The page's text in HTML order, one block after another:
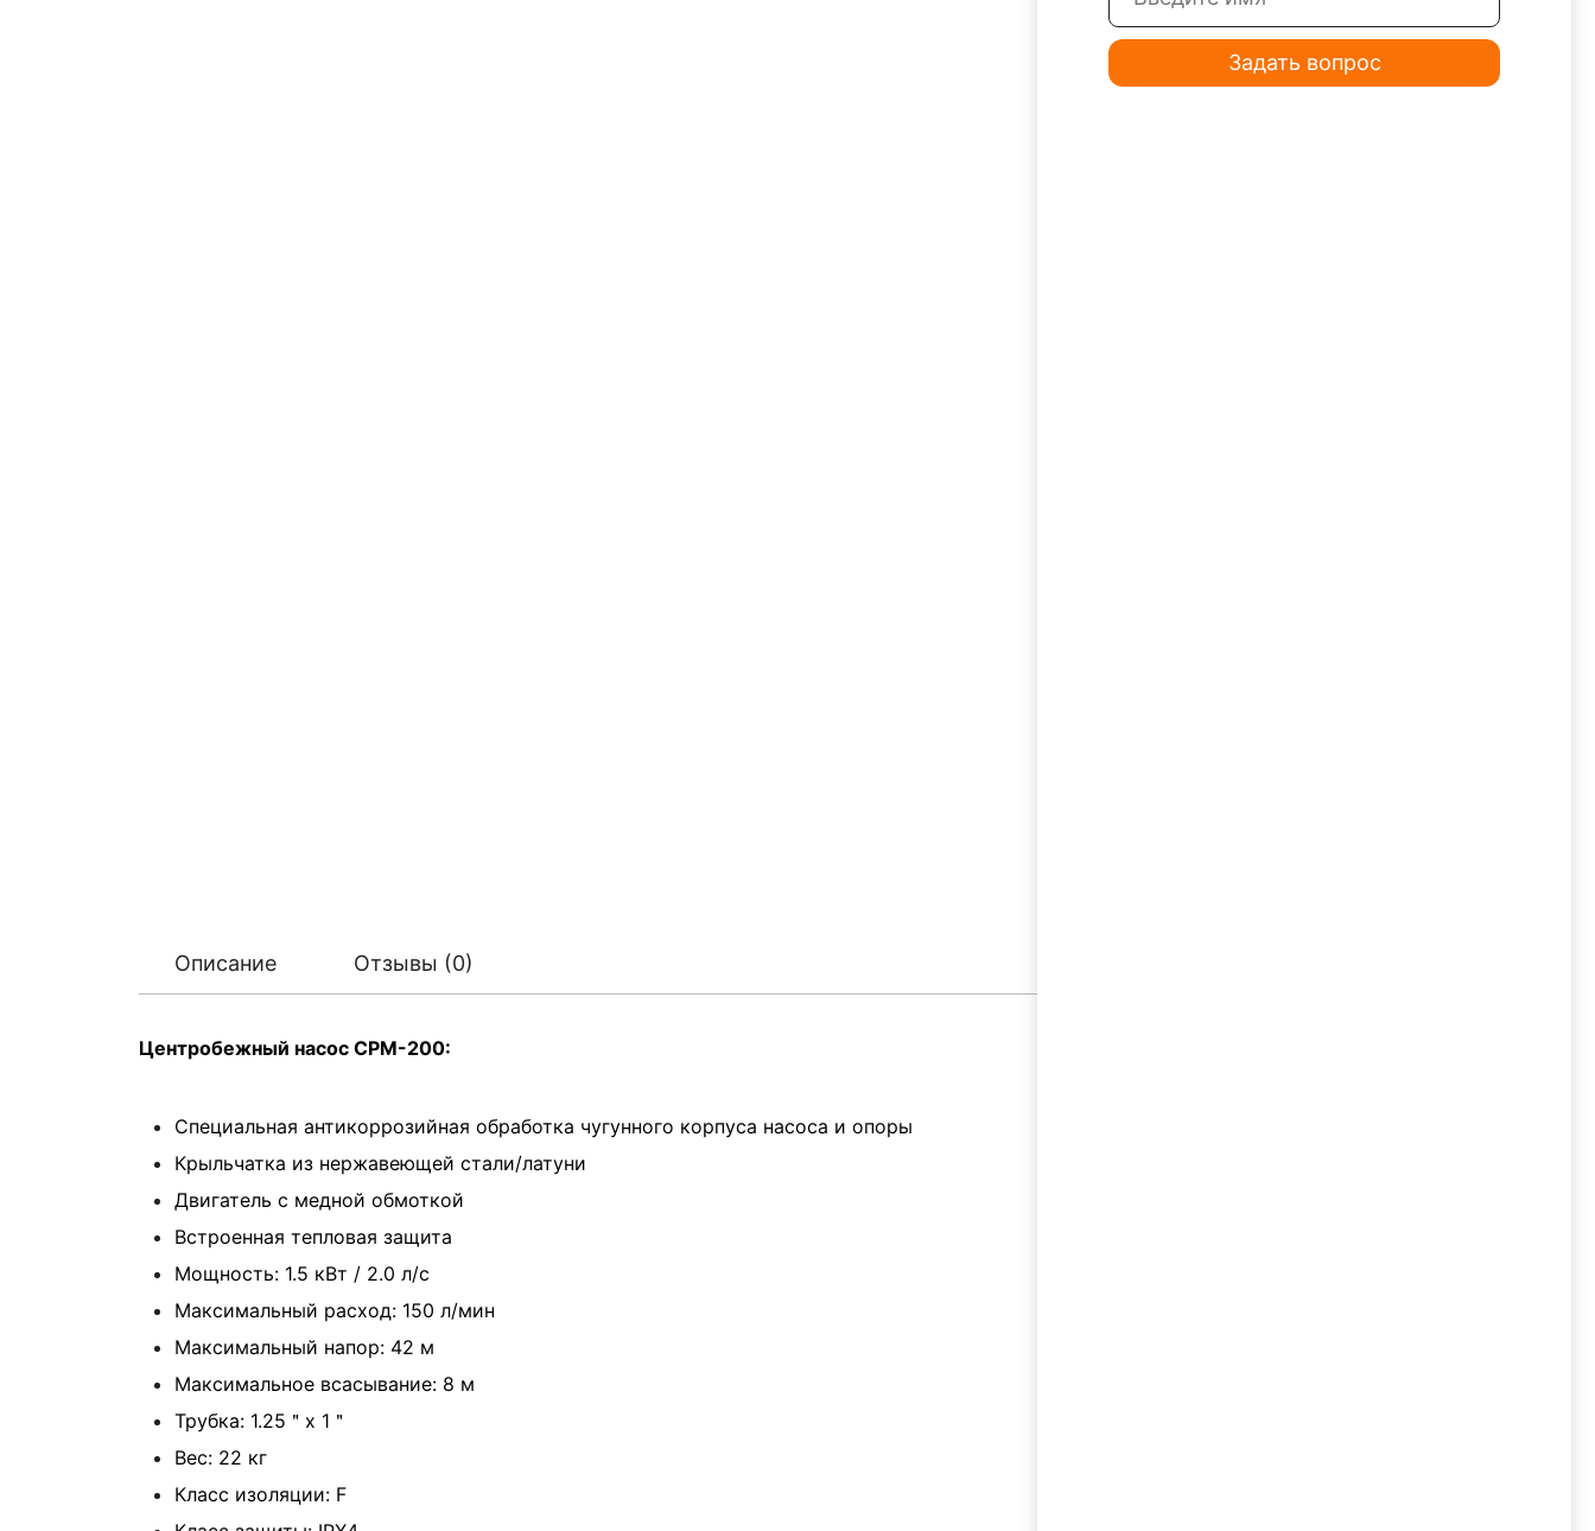
Описание Отзывы (0)
Центробежный насос CPM-200:
Специальная антикоррозийная обработка чугунного корпуса насоса и опоры
Крыльчатка из нержавеющей стали/латуни
Двигатель с медной обмоткой
Встроенная тепловая защита
Мощность: 1.5 кВт / 2.0 л/с
Максимальный расход: 150 л/мин
Максимальный напор: 42 м
Максимальное всасывание: 8 м
Трубка: 1.25＂x 1＂
Вес: 22 кг
Класс изоляции: F
Задать вопрос